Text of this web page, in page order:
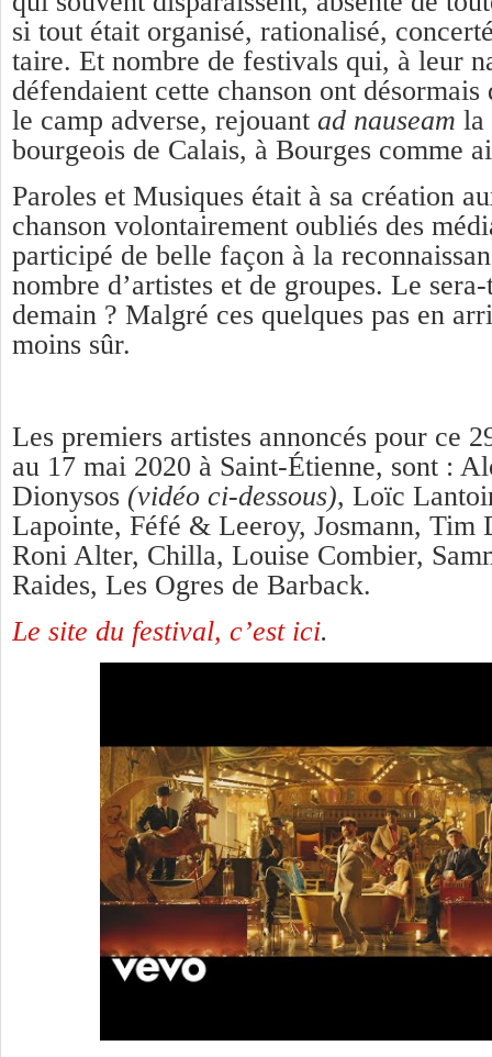
si tout était organisé, rationalisé,
taire. Et nombre de festivals qui, à leur
défendaient cette chanson ont
le camp adverse, rejouant ad nauseam la
bourgeois de Calais, à Bourges comme
Paroles et Musiques était à sa création
chanson volontairement oubliés des
participé de belle façon à la
nombre d’artistes et de groupes. Le
demain ? Malgré ces quelques pas en
moins sûr.
Les premiers artistes annoncés pour ce
au 17 mai 2020 à Saint-Étienne, sont :
Dionysos (vidéo ci-dessous), Loïc
Lapointe, Féfé & Leeroy, Josmann, Tim
Roni Alter, Chilla, Louise Combier,
Raides, Les Ogres de Barback.
Le site du festival, c’est ici.